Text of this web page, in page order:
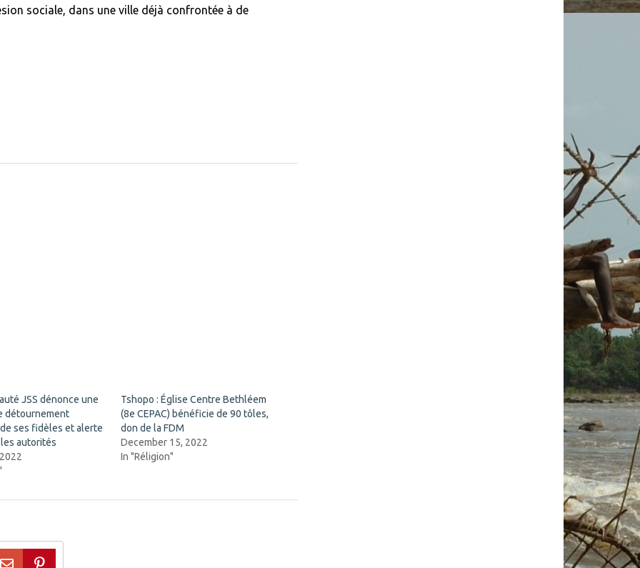
sociale, dans une ville déjà confrontée à de
JSS dénonce une
détournement
ses fidèles et alerte
autorités
Tshopo : Église Centre Bethléem
(8e CEPAC) bénéficie de 90 tôles,
don de la FDM
December 15, 2022
In "Réligion"